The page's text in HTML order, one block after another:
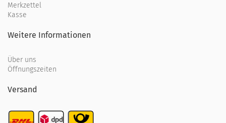
Merkzettel
Kasse
Weitere Informationen
Über uns
Öffnungszeiten
Versand